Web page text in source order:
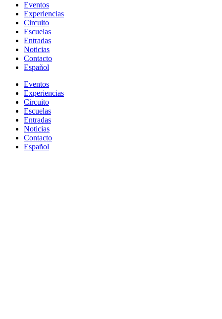
Eventos
Experiencias
Circuito
Escuelas
Entradas
Noticias
Contacto
Español
Eventos
Experiencias
Circuito
Escuelas
Entradas
Noticias
Contacto
Español